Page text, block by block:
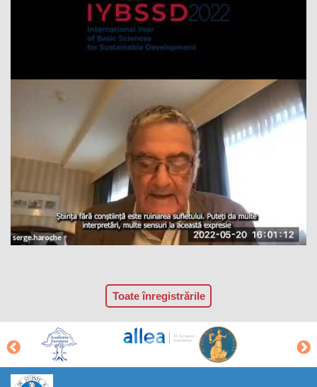
Toate înregistrările
https://propletenie.ru/